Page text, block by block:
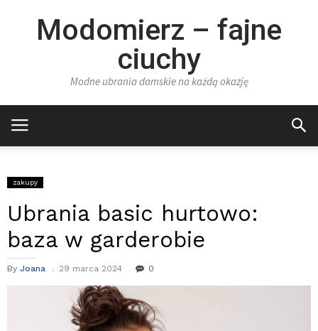
Modomierz – fajne
ciuchy
Modne ubrania damskie na każdą okazję
zakupy
Ubrania basic hurtowo:
baza w garderobie
By Joana 29 marca 2024 0